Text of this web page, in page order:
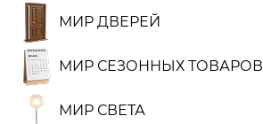
МИР ДВЕРЕЙ
МИР СЕЗОННЫХ ТОВАРОВ
МИР СВЕТА